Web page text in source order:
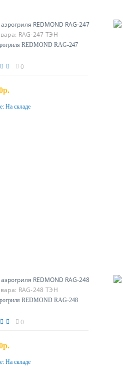
RAG-247 ТЭН
REDMOND RAG-247
0
На складе
RAG-248 ТЭН
REDMOND RAG-248
0
На складе